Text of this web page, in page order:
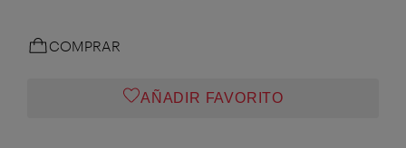
COMPRAR
AÑADIR FAVORITO